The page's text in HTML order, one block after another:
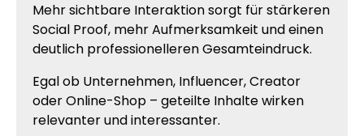
Mehr sichtbare Interaktion sorgt für stärkeren
Social Proof, mehr Aufmerksamkeit und einen
deutlich professionelleren Gesamteindruck.
Egal ob Unternehmen, Influencer, Creator
oder Online-Shop – geteilte Inhalte wirken
relevanter und interessanter.